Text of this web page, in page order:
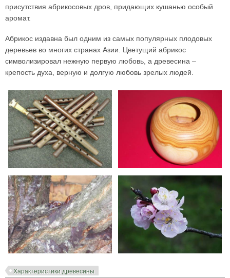
присутствия абрикосовых дров, придающих кушанью особый
аромат.
Абрикос издавна был одним из самых популярных плодовых
деревьев во многих странах Азии. Цветущий абрикос
символизировал нежную первую любовь, а древесина –
крепость духа, верную и долгую любовь зрелых людей.
Характеристики древесины